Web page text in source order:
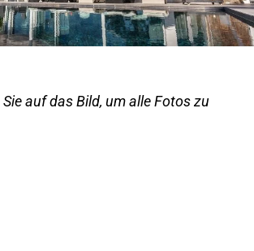
auf das Bild, um alle Fotos zu